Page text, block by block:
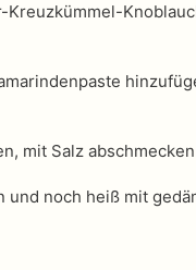
mit Salz
noch heiß mit